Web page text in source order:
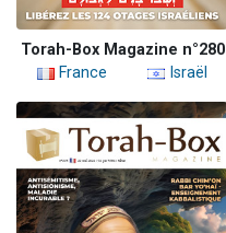
Torah-Box Magazine n°280
France
Israël